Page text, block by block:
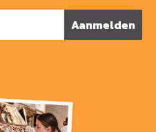
Aanmelden